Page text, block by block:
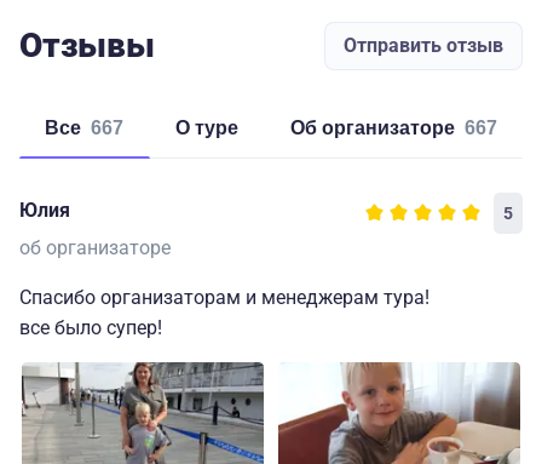
Отзывы Отправить отзыв
Все 667 о туре об организаторе 667
Юлия 5
об организаторе
Спасибо организаторам и менеджерам тура!
все было супер!